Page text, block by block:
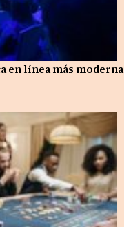
en línea más moderna